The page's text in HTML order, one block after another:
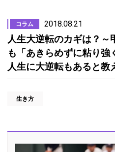
コラム 2018.08.21
人生大逆転のカギは？～
も「あきらめずに粘り強
人生に大逆転もあると教
生き方